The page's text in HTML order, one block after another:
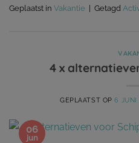
Geplaatst in Vakantie | Getagd
4 x
GEPLAATST OP6 JUNI
06
jun